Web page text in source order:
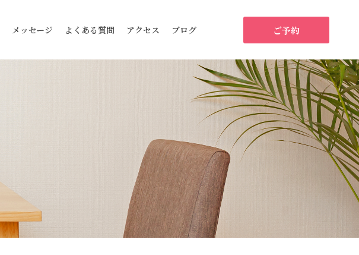
メッセージ よくある質問 アクセス ブログ ご予約